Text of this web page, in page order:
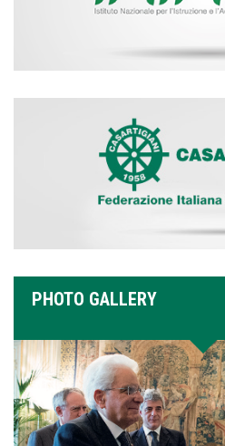
PHOTO GALLERY